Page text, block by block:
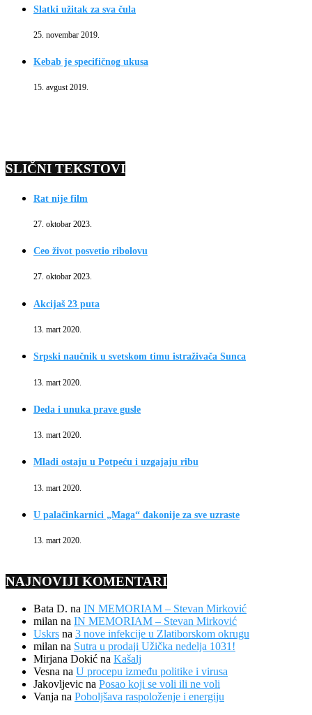
Slatki užitak za sva čula
25. novembar 2019.
Kebab je specifičnog ukusa
15. avgust 2019.
SLIČNI TEKSTOVI
Rat nije film
27. oktobar 2023.
Ceo život posvetio ribolovu
27. oktobar 2023.
Akcijaš 23 puta
13. mart 2020.
Srpski naučnik u svetskom timu istraživača Sunca
13. mart 2020.
Deda i unuka prave gusle
13. mart 2020.
Mladi ostaju u Potpeću i uzgajaju ribu
13. mart 2020.
U palačinkarnici „Maga“ đakonije za sve uzraste
13. mart 2020.
NAJNOVIJI KOMENTARI
Bata D. na IN MEMORIAM – Stevan Mirković
milan na IN MEMORIAM – Stevan Mirković
Uskrs na 3 nove infekcije u Zlatiborskom okrugu
milan na Sutra u prodaji Užička nedelja 1031!
Mirjana Dokić na Kašalj
Vesna na U procepu između politike i virusa
Jakovljevic na Posao koji se voli ili ne voli
Vanja na Poboljšava raspoloženje i energiju